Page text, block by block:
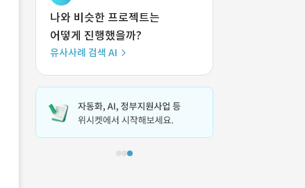
나와 비슷한 프로젝트는
어떻게 진행했을까?
유사사례 검색 AI